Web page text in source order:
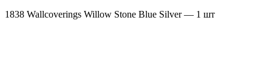
1838 Wallcoverings Willow Stone Blue Silver — 1 шт